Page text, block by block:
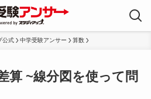
公式 中学受験アンサー 算数
算 ~線分図を使って問